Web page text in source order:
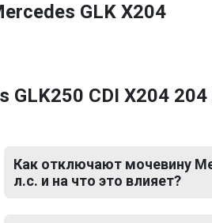
GLK X204
CDI X204 204
Как отключают мочевину
л.с. и на что это влияет?